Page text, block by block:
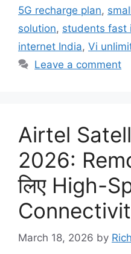
5G recharge plan,
solution, students fast
internet India, Vi
Leave a comment
Airtel
2026:
लिए High-
March 18, 2026 by